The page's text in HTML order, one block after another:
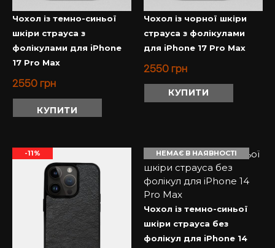
Чохол із темно-синьої
шкіри страуса з
фолікулами для iPhone
17 Pro Max
2550 грн
КУПИТИ
Чохол із чорної шкіри
страуса з фолікулами
для iPhone 17 Pro Max
2550 грн
КУПИТИ
-11% НЕМАЄ В НАЯВНОСТІ
Чохол із темно-синьої
шкіри страуса без
фолікул для iPhone 14